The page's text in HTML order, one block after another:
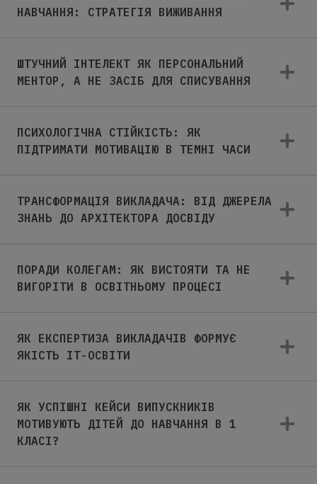
НАВЧАННЯ: СТРАТЕГІЯ ВИЖИВАННЯ
ШТУЧНИЙ ІНТЕЛЕКТ ЯК ПЕРСОНАЛЬНИЙ
МЕНТОР, А НЕ ЗАСІБ ДЛЯ СПИСУВАННЯ
ПСИХОЛОГІЧНА СТІЙКІСТЬ: ЯК
ПІДТРИМАТИ МОТИВАЦІЮ В ТЕМНІ ЧАСИ
ТРАНСФОРМАЦІЯ ВИКЛАДАЧА: ВІД ДЖЕРЕЛА
ЗНАНЬ ДО АРХІТЕКТОРА ДОСВІДУ
ПОРАДИ КОЛЕГАМ: ЯК ВИСТОЯТИ ТА НЕ
ВИГОРІТИ В ОСВІТНЬОМУ ПРОЦЕСІ
ЯК ЕКСПЕРТИЗА ВИКЛАДАЧІВ ФОРМУЄ
ЯКІСТЬ IT-ОСВІТИ
ЯК УСПІШНІ КЕЙСИ ВИПУСКНИКІВ
МОТИВУЮТЬ ДІТЕЙ ДО НАВЧАННЯ В 1
КЛАСІ?